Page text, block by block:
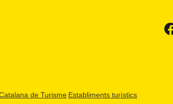
de Turisme Establiments turístics